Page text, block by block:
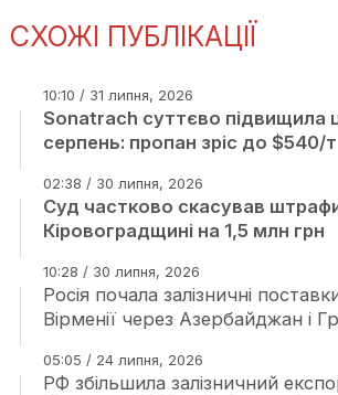
СХОЖІ ПУБЛІКАЦІЇ
10:10 / 31 липня, 2026
Sonatrach суттєво підвищила
серпень: пропан зріс до $540/т
02:38 / 30 липня, 2026
Суд частково скасував
Кіровоградщині на 1,5 млн грн
10:28 / 30 липня, 2026
Росія почала залізничні
Вірменії через Азербайджан і
05:05 / 24 липня, 2026
РФ збільшила залізничний